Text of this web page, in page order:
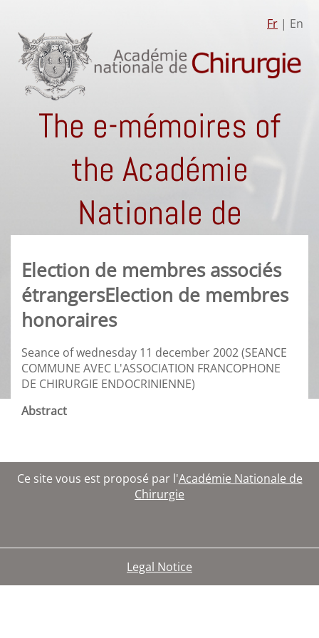
Fr | En
The e-mémoires of
the Académie
Nationale de
Chirurgie
Election de membres associés
étrangersElection de membres
honoraires
Seance of wednesday 11 december 2002 (SEANCE
COMMUNE AVEC L'ASSOCIATION FRANCOPHONE
DE CHIRURGIE ENDOCRINIENNE)
Abstract
Ce site vous est proposé par l'Académie Nationale de
Chirurgie
Legal Notice